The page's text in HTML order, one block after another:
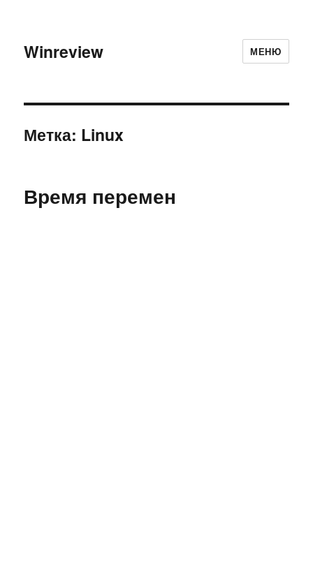
Winreview МЕНЮ
Метка: Linux
Время перемен